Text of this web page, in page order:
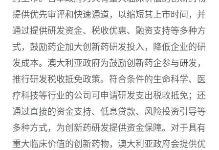
提供优先审评和快速通道，以缩短其上市时间，并
通过提供研发资金、税收优惠、融资支持等多种方
式，鼓励药企加大创新药研发投入，降低企业的研
发成本。澳大利亚政府为鼓励创新药企参与研发，
推行研发税收抵免政策。符合条件的生命科学、医
疗科技等行业的公司可申请研发支出税收抵免；还
通过直接的资金支持、低息贷款、风险投资引导等
多种方式，为创新药研发提供资金保障。对于具有
重大临床价值的创新药物，澳大利亚政府会提供优